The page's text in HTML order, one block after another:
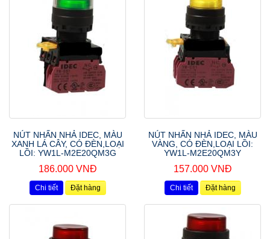
NÚT NHẤN NHẢ IDEC, MÀU
XANH LÁ CÂY, CÓ ĐÈN,LOẠI
LỒI: YW1L-M2E20QM3G
186.000 VNĐ
Chi tiết Đặt hàng
NÚT NHẤN NHẢ IDEC, MÀU
VÀNG, CÓ ĐÈN,LOẠI LỒI:
YW1L-M2E20QM3Y
157.000 VNĐ
Chi tiết Đặt hàng